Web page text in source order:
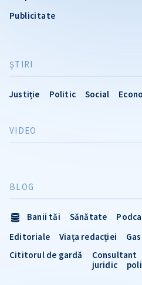
Publicitate
ŞTIRI
Justiție Politic Social
VIDEO
BLOG
Banii tăi Sănătate
Editoriale
Viața redacției
Cititorul de gardă
Consultant
juridic